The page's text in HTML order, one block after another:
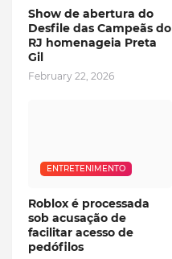
Show de abertura do
Desfile das Campeãs do
RJ homenageia Preta
Gil
February 22, 2026
ENTRETENIMENTO
Roblox é processada
sob acusação de
facilitar acesso de
pedófilos